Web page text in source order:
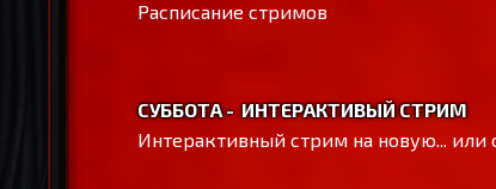
Расписание стримов
СУББОТА - ИНТЕРАКТИВЫЙ СТРИМ
Интерактивный стрим на новую... или